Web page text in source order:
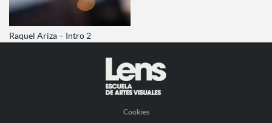
Raquel Ariza – Intro 2
Cookies